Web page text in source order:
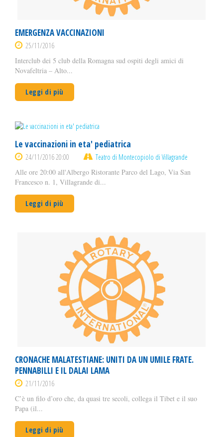
EMERGENZA VACCINAZIONI
25/11/2016
Interclub dei 5 club della Romagna sud ospiti degli amici di
Novafeltria – Alto...
Leggi di più
Le vaccinazioni in eta' pediatrica
24/11/2016 20:00
Teatro di Montecopiolo di Villagrande
Alle ore 20:00 all'Albergo Ristorante Parco del Lago, Via San
Francesco n. 1, Villagrande di...
Leggi di più
CRONACHE MALATESTIANE: UNITI DA UN UMILE FRATE.
PENNABILLI E IL DALAI LAMA
21/11/2016
C’è un filo d’oro che, da quasi tre secoli, collega il Tibet e il suo
Papa (il...
Leggi di più